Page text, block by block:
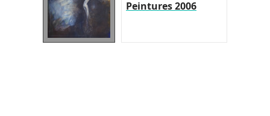
Peintures 2006